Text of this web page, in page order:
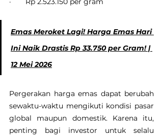
Emas Meroket Lagi! Harga Emas Hari
Ini Naik Drastis Rp 33.750 per Gram! |
12 Mei 2026
Pergerakan harga emas dapat berubah
sewaktu-waktu mengikuti kondisi pasar
global maupun domestik. Karena itu,
penting bagi investor untuk selalu